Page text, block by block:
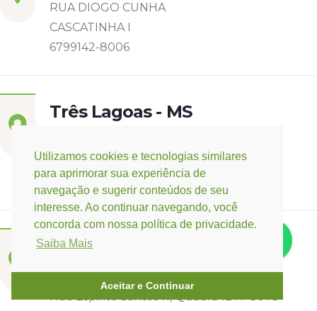
Utilizamos cookies e tecnologias similares
para aprimorar sua experiência de
navegação e sugerir conteúdos de seu
interesse. Ao continuar navegando, você
concorda com nossa política de privacidade.
Saiba Mais
Aceitar e Continuar
RUA DIOGO CUNHA
CASCATINHA I
6799142-8006
Três Lagoas - MS
Centro
(67) 9 9249-5406
Campo Verde - MT
Base:Rondonópolis - MT
Rua Espirito Santos 11, Quadra 12 nº 3073